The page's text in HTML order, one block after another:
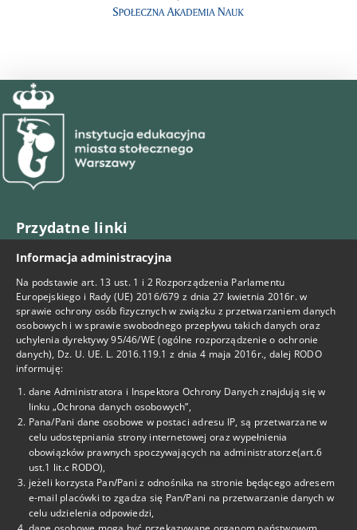
Przydatne linki
BIP
Facebook
Deklaracja Dostępności
Kontakt
tel. 22-825-69-15
tel. 22-825-69-29
tel. 725-460-302
cku1@eduwarszawa.pl
Informacja administracyjna
Na podstawie art. 13 ust. 1 i 2 Rozporządzenia Parlamentu
Europejskiego i Rady (UE) 2016/679 z dnia 27 kwietnia 2016r. w
sprawie ochrony osób fizycznych w związku z przetwarzaniem danych
osobowych i w sprawie swobodnego przepływu takich danych oraz
uchylenia dyrektywy 95/46/WE (ogólne rozporządzenie o ochronie
danych), Dz. U. UE. L. 2016.119.1 z dnia 4 maja 2016r., dalej RODO
informuję:
dane Administratora i Inspektora Ochrony Danych znajdują się w
linku „Ochrona danych osobowych”,
Pana/Pani dane osobowe w postaci adresu IP, są przetwarzane w
celu udostępniania strony internetowej oraz wypełnienia
obowiązków prawnych spoczywających na administratorze(art.6
ust.1 lit.c RODO),
jeżeli korzysta Pan/Pani z odnośnika na stronie będącego adresem
e-mail placówki to zgadza się Pan/Pani na przetwarzanie danych w
celu udzielenia odpowiedzi,